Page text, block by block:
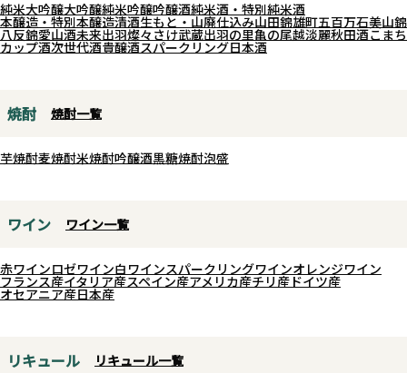
合わせても楽しめる一本です。ラ
イオンズファンはもちろん、辛口
シードルがお好きな方にもおすす
純米酒です。
よく冷やしてお楽しみいただくこ
純米大吟醸大吟醸純米吟醸吟醸酒純米酒・特別純米酒
本醸造・特別本醸造清酒生もと・山廃仕込み山田錦雄町五百万石美山錦
八反錦愛山酒未来出羽燦々 さけ武蔵出羽の里亀の尾越淡麗秋田酒こまち
カップ酒次世代酒貴醸酒スパークリング日本酒
焼酎 焼酎一覧
芋焼酎麦焼酎米焼酎吟醸酒黒糖焼酎泡盛
ワイン ワイン一覧
赤ワインロゼワイン白ワインスパークリングワインオレンジワイン
フランス産イタリア産スペイン産アメリカ産チリ産 ドイツ産
オセアニア産日本産
リキュール リキュール一覧